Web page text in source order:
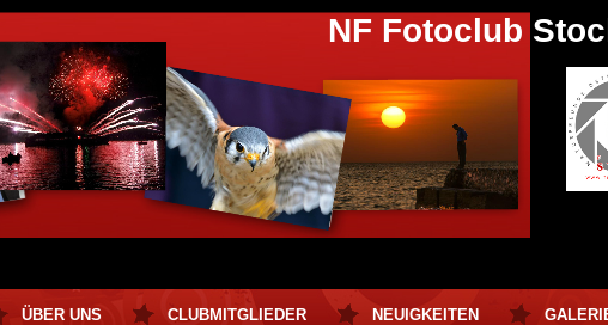
NF Fotoclub
ÜBER UNS CLUBMITGLIEDER NEUIGKEITEN